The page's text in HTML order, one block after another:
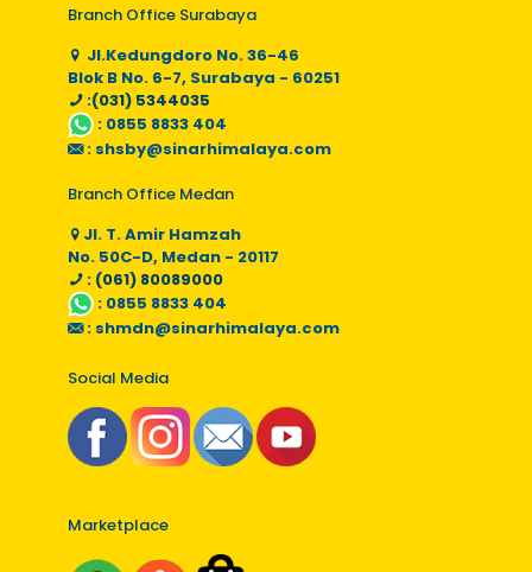
Branch Office Surabaya
Jl.Kedungdoro No. 36-46
Blok B No. 6-7, Surabaya - 60251
:(031) 5344035
: 0855 8833 404
: shsby@sinarhimalaya.com
Branch Office Medan
Jl. T. Amir Hamzah
No. 50C-D, Medan - 20117
: (061) 80089000
: 0855 8833 404
: shmdn@sinarhimalaya.com
Social Media
Marketplace